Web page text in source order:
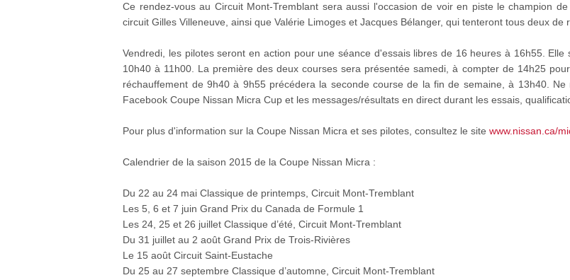
Ce rendez-vous au Circuit Mont-Tremblant sera aussi l'occasion de voir en piste le champion
circuit Gilles Villeneuve, ainsi que Valérie Limoges et Jacques Bélanger, qui tenteront tous deux de
Vendredi, les pilotes seront en action pour une séance d'essais libres de 16 heures à 16h55.
10h40 à 11h00. La première des deux courses sera présentée samedi, à compter de 14h25
réchauffement de 9h40 à 9h55 précédera la seconde course de la fin de semaine, à 13h40.
Facebook Coupe Nissan Micra Cup et les messages/résultats en direct durant les essais,
Pour plus d'information sur la Coupe Nissan Micra et ses pilotes, consultez le sitewww.nissan.ca/
Calendrier de la saison 2015 de la Coupe Nissan Micra :
Du 22 au 24 mai Classique de printemps, Circuit Mont-Tremblant
Les 5, 6 et 7 juin Grand Prix du Canada de Formule 1
Les 24, 25 et 26 juillet Classique d’été, Circuit Mont-Tremblant
Du 31 juillet au 2 août Grand Prix de Trois-Rivières
Le 15 août Circuit Saint-Eustache
Du 25 au 27 septembre Classique d’automne, Circuit Mont-Tremblant